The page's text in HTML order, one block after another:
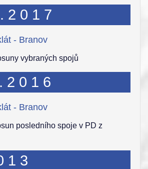
- Branov
vybraných spojů
- Branov
posledního spoje v PD z